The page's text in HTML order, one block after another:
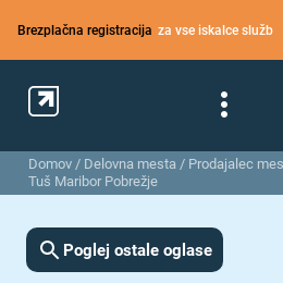
Brezplačna registracija za vse iskalce služb
Domov / Delovna mesta / Prodajalec
Tuš Maribor Pobrežje
Poglej ostale oglase